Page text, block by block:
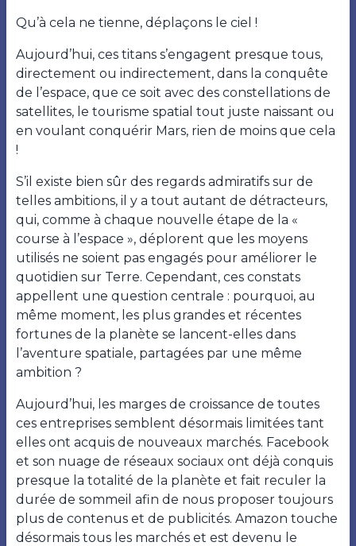
Qu’à cela ne tienne, déplaçons le ciel !
Aujourd’hui, ces titans s’engagent presque tous,
directement ou indirectement, dans la conquête
de l’espace, que ce soit avec des constellations de
satellites, le tourisme spatial tout juste naissant ou
en voulant conquérir Mars, rien de moins que cela
!
S’il existe bien sûr des regards admiratifs sur de
telles ambitions, il y a tout autant de détracteurs,
qui, comme à chaque nouvelle étape de la «
course à l’espace », déplorent que les moyens
utilisés ne soient pas engagés pour améliorer le
quotidien sur Terre. Cependant, ces constats
appellent une question centrale : pourquoi, au
même moment, les plus grandes et récentes
fortunes de la planète se lancent-elles dans
l’aventure spatiale, partagées par une même
ambition ?
Aujourd’hui, les marges de croissance de toutes
ces entreprises semblent désormais limitées tant
elles ont acquis de nouveaux marchés. Facebook
et son nuage de réseaux sociaux ont déjà conquis
presque la totalité de la planète et fait reculer la
durée de sommeil afin de nous proposer toujours
plus de contenus et de publicités. Amazon touche
désormais tous les marchés et est devenu le